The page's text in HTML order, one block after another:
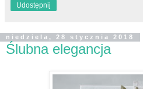
Udostępnij
niedziela, 28 stycznia 2018
Ślubna elegancja